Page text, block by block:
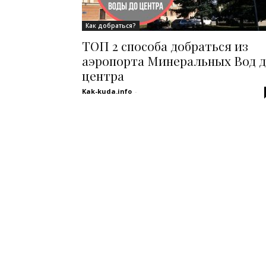
Как добраться?
ТОП 2 способа добраться из
аэропорта Минеральных Вод
центра
Kak-kuda.info -